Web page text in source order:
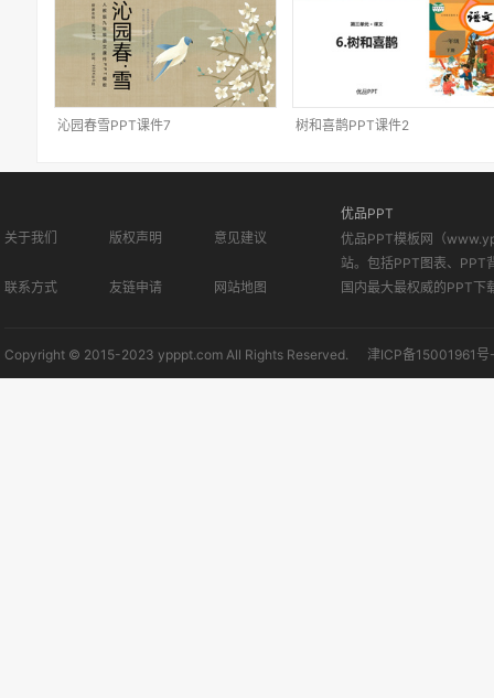
沁园春雪PPT课件7 树和喜鹊PPT课件2
关于我们 版权声明 意见建议
联系方式 友链申请 网站地图
优品PPT
优品PPT模板网（
站。包括PPT图表、PPT
国内最大最权威的PPT下
Copyright © 2015-2023 ypppt.com All Rights Reserved. 津ICP备15001961号